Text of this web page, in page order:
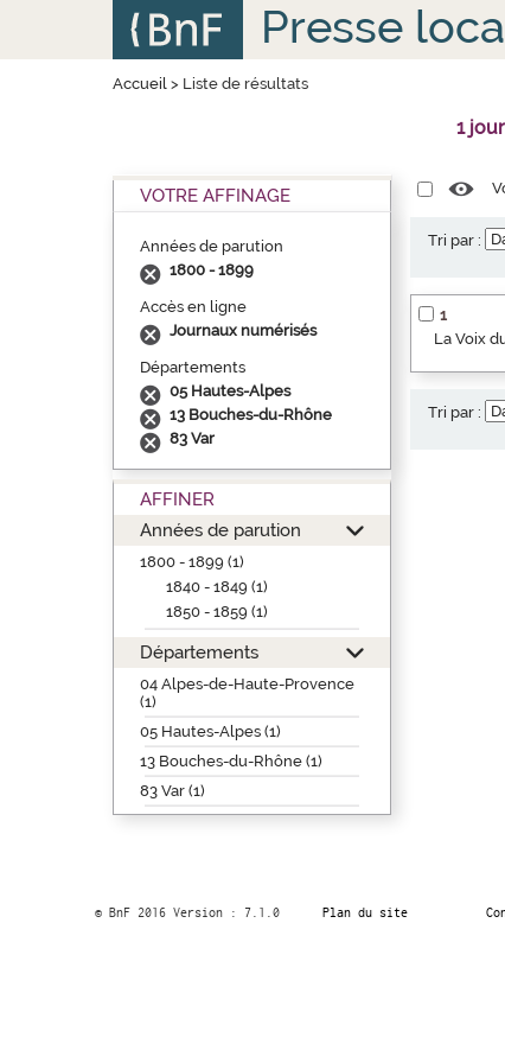
Presse
Accueil> Liste de résultats
1
VOTRE AFFINAGE
Années de parution
1800 - 1899
Accès en ligne
Journaux numérisés
Départements
05 Hautes-Alpes
13 Bouches-du-Rhône
83 Var
AFFINER
Années de parution
1800 - 1899 (1)
1840 - 1849 (1)
1850 - 1859 (1)
Départements
04 Alpes-de-Haute-Provence
(1)
05 Hautes-Alpes (1)
13 Bouches-du-Rhône (1)
83 Var (1)
Tri par :
1
La Voix
Tri par :
© BnF 2016 Version : 7.1.0 Plan du site
Panneau de gestion des cookies